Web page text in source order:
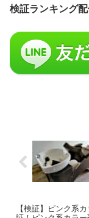
検証ランキング配
【検証】ピンク系